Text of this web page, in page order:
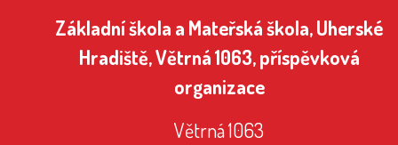
Základní škola a Mateřská škola, Uherské
Hradiště, Větrná 1063, příspěvková
organizace
Větrná 1063